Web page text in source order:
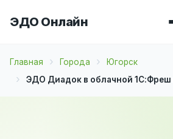
ЭДО Онлайн
Главная Города
Югорск
ЭДО Диадок в облачной 1С:Фреш